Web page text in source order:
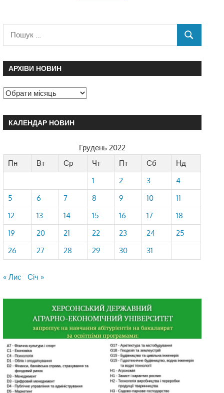
АРХІВИ НОВИН
КАЛЕНДАР НОВИН
Грудень 2022
Пн
Вт Ср Чт Пт Сб
Нд
1
2 3
4
5
6 7 8 9 10
11
12
13 14 15 16 17
18
19
20 21 22 23 24
25
26
27 28 29 30 31
« Лис Січ »